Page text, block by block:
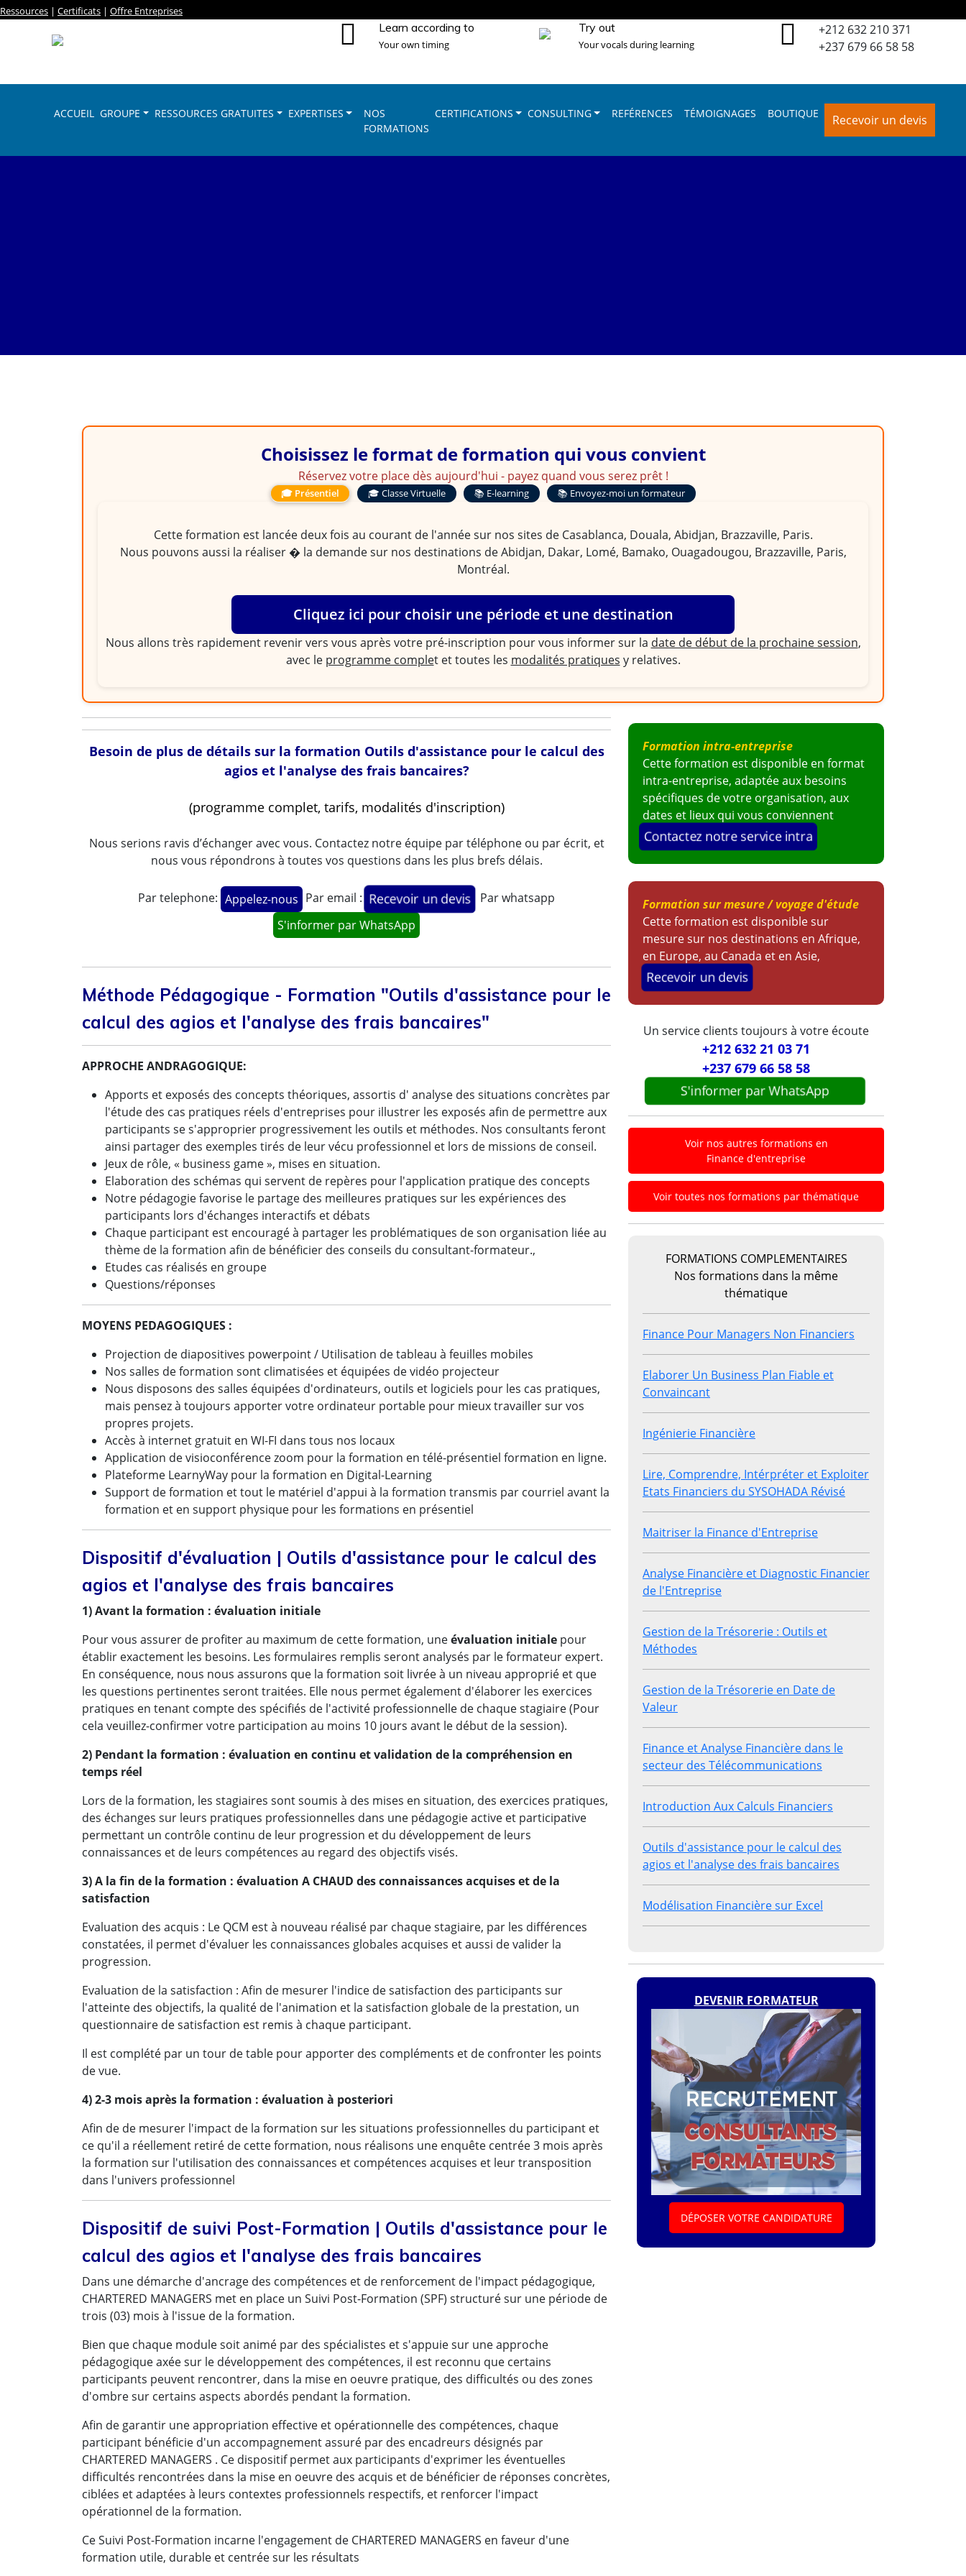
Ressources | Certificats | Offre Entreprises
Learn according to
Your own timing
Try out
Your vocals during learning
+212 632 210 371
+237 679 66 58 58
ACCUEIL GROUPE RESSOURCES GRATUITES EXPERTISES
NOS
FORMATIONS
CERTIFICATIONS CONSULTING REFÉRENCES TÉMOIGNAGES BOUTIQUE Recevoir un devis
Outils d'assistance pour le calcul des agios et l'analyse des frais
Choisissez le format de formation qui vous convient
Réservez votre place dès aujourd'hui - payez quand vous serez prêt !
🎓 Présentiel 🎓 Classe Virtuelle 📚 E-learning 📚 Envoyez-moi un formateur
Cette formation est lancée deux fois au courant de l'année sur nos sites de Casablanca, Douala, Abidjan, Brazzaville, Paris.
Nous pouvons aussi la réaliser � la demande sur nos destinations de Abidjan, Dakar, Lomé, Bamako, Ouagadougou, Brazzaville, Paris,
Montréal.
Cliquez ici pour choisir une période et une destination
Nous allons très rapidement revenir vers vous après votre pré-inscription pour vous informer sur la date de début de la prochaine session,
avec le programme complet et toutes les modalités pratiques y relatives.
Besoin de plus de détails sur la formation Outils d'assistance pour le calcul des
agios et l'analyse des frais bancaires?
(programme complet, tarifs, modalités d'inscription)
Nous serions ravis d’échanger avec vous. Contactez notre équipe par téléphone ou par écrit, et
nous vous répondrons à toutes vos questions dans les plus brefs délais.
Par telephone: Appelez-nous Par email : Recevoir un devis
Par whatsapp
S'informer par WhatsApp
Méthode Pédagogique - Formation "Outils d'assistance pour le
calcul des agios et l'analyse des frais bancaires"
APPROCHE ANDRAGOGIQUE:
Apports et exposés des concepts théoriques, assortis d' analyse des situations concrètes par
l'étude des cas pratiques réels d'entreprises pour illustrer les exposés afin de permettre aux
participants se s'approprier progressivement les outils et méthodes. Nos consultants feront
ainsi partager des exemples tirés de leur vécu professionnel et lors de missions de conseil.
Jeux de rôle, « business game », mises en situation.
Elaboration des schémas qui servent de repères pour l'application pratique des concepts
Notre pédagogie favorise le partage des meilleures pratiques sur les expériences des
participants lors d'échanges interactifs et débats
Chaque participant est encouragé à partager les problématiques de son organisation liée au
thème de la formation afin de bénéficier des conseils du consultant-formateur.,
Etudes cas réalisés en groupe
Questions/réponses
MOYENS PEDAGOGIQUES :
Projection de diapositives powerpoint / Utilisation de tableau à feuilles mobiles
Nos salles de formation sont climatisées et équipées de vidéo projecteur
Nous disposons des salles équipées d'ordinateurs, outils et logiciels pour les cas pratiques,
mais pensez à toujours apporter votre ordinateur portable pour mieux travailler sur vos
propres projets.
Accès à internet gratuit en WI-FI dans tous nos locaux
Application de visioconférence zoom pour la formation en télé-présentiel formation en ligne.
Plateforme LearnyWay pour la formation en Digital-Learning
Support de formation et tout le matériel d'appui à la formation transmis par courriel avant la
formation et en support physique pour les formations en présentiel
Dispositif d'évaluation | Outils d'assistance pour le calcul des
agios et l'analyse des frais bancaires
1) Avant la formation : évaluation initiale
Pour vous assurer de profiter au maximum de cette formation, uneévaluation initiale pour
établir exactement les besoins. Les formulaires remplis seront analysés par le formateur expert.
En conséquence, nous nous assurons que la formation soit livrée à un niveau approprié et que
les questions pertinentes seront traitées. Elle nous permet également d'élaborer les exercices
pratiques en tenant compte des spécifiés de l'activité professionnelle de chaque stagiaire (Pour
cela veuillez-confirmer votre participation au moins 10 jours avant le début de la session).
2) Pendant la formation : évaluation en continu et validation de la compréhension en
temps réel
Lors de la formation, les stagiaires sont soumis à des mises en situation, des exercices pratiques,
des échanges sur leurs pratiques professionnelles dans une pédagogie active et participative
permettant un contrôle continu de leur progression et du développement de leurs
connaissances et de leurs compétences au regard des objectifs visés.
3) A la fin de la formation : évaluation A CHAUD des connaissances acquises et de la
satisfaction
Evaluation des acquis : Le QCM est à nouveau réalisé par chaque stagiaire, par les différences
constatées, il permet d'évaluer les connaissances globales acquises et aussi de valider la
progression.
Evaluation de la satisfaction : Afin de mesurer l'indice de satisfaction des participants sur
l'atteinte des objectifs, la qualité de l'animation et la satisfaction globale de la prestation, un
questionnaire de satisfaction est remis à chaque participant.
Il est complété par un tour de table pour apporter des compléments et de confronter les points
de vue.
4) 2-3 mois après la formation : évaluation à posteriori
Afin de de mesurer l'impact de la formation sur les situations professionnelles du participant et
ce qu'il a réellement retiré de cette formation, nous réalisons une enquête centrée 3 mois après
la formation sur l'utilisation des connaissances et compétences acquises et leur transposition
dans l'univers professionnel
Dispositif de suivi Post-Formation | Outils d'assistance pour le
calcul des agios et l'analyse des frais bancaires
Dans une démarche d'ancrage des compétences et de renforcement de l'impact pédagogique,
CHARTERED MANAGERS met en place un Suivi Post-Formation (SPF) structuré sur une période de
trois (03) mois à l'issue de la formation.
Bien que chaque module soit animé par des spécialistes et s'appuie sur une approche
pédagogique axée sur le développement des compétences, il est reconnu que certains
participants peuvent rencontrer, dans la mise en oeuvre pratique, des difficultés ou des zones
d'ombre sur certains aspects abordés pendant la formation.
Afin de garantir une appropriation effective et opérationnelle des compétences, chaque
participant bénéficie d'un accompagnement assuré par des encadreurs désignés par
CHARTERED MANAGERS . Ce dispositif permet aux participants d'exprimer les éventuelles
difficultés rencontrées dans la mise en oeuvre des acquis et de bénéficier de réponses concrètes,
ciblées et adaptées à leurs contextes professionnels respectifs, et renforcer l'impact
opérationnel de la formation.
Ce Suivi Post-Formation incarne l'engagement de CHARTERED MANAGERS en faveur d'une
formation utile, durable et centrée sur les résultats
Des résultats concrets obtenus par de vrais
professionnels :
« Désormais, je serai plus efficace dans la préparation, l'organisation et la
tenue des assemblées, avec la communication qui va avec. J'espère que les
prochaines formations que j'aurai à suivre dans votre cabinet auront le
même niveau de technicité (Expertise, maitrise du sujet par les
intervenants) »
Formation intra-entreprise
Cette formation est disponible en format
intra-entreprise, adaptée aux besoins
spécifiques de votre organisation, aux
dates et lieux qui vous conviennent
Contactez notre service intra
Formation sur mesure / voyage d'étude
Cette formation est disponible sur
mesure sur nos destinations en Afrique,
en Europe, au Canada et en Asie,
Recevoir un devis
Un service clients toujours à votre écoute
+212 632 21 03 71
+237 679 66 58 58
S'informer par WhatsApp
Voir nos autres formations en
Finance d'entreprise
Voir toutes nos formations par thématique
FORMATIONS COMPLEMENTAIRES
Nos formations dans la même
thématique
Finance Pour Managers Non Financiers
Elaborer Un Business Plan Fiable et
Convaincant
Ingénierie Financière
Lire, Comprendre, Intérpréter et Exploiter
Etats Financiers du SYSOHADA Révisé
Maitriser la Finance d'Entreprise
Analyse Financière et Diagnostic Financier
de l'Entreprise
Gestion de la Trésorerie : Outils et
Méthodes
Gestion de la Trésorerie en Date de
Valeur
Finance et Analyse Financière dans le
secteur des Télécommunications
Introduction Aux Calculs Financiers
Outils d'assistance pour le calcul des
agios et l'analyse des frais bancaires
Modélisation Financière sur Excel
DEVENIR FORMATEUR
DÉPOSER VOTRE CANDIDATURE